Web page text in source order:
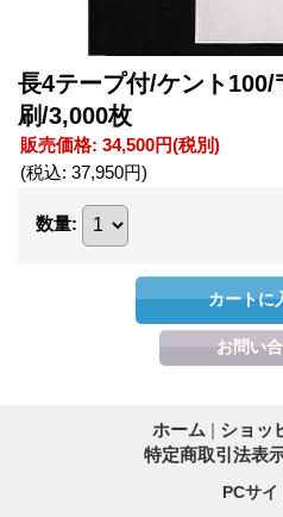
長4テープ付/ケント100/
刷/3,000枚
販売価格: 34,500円(税別)
(税込: 37,950円)
数量:
ホーム | ショッ
特定商取引法表
PCサイ